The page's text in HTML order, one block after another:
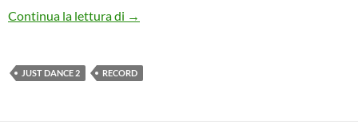
Continua la lettura di Just Dance 2 stellare!
→
JUST DANCE 2 RECORD